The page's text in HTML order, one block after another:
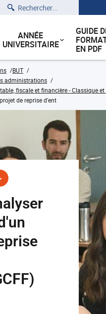
Rechercher
ANNÉE
UNIVERSITAIRE
GUIDE
EN PDF
BUT
administrations
fiscale et financière - Classique
de reprise d'ent